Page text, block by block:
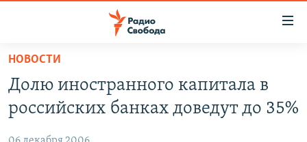
упрощенного
доступа
основному
ПОДКАСТЫ
АВТОРСКИЕ ПРОЕКТЫ
НОВОСТИ
Долю иностранного капитала в
российских банках доведут до 35%